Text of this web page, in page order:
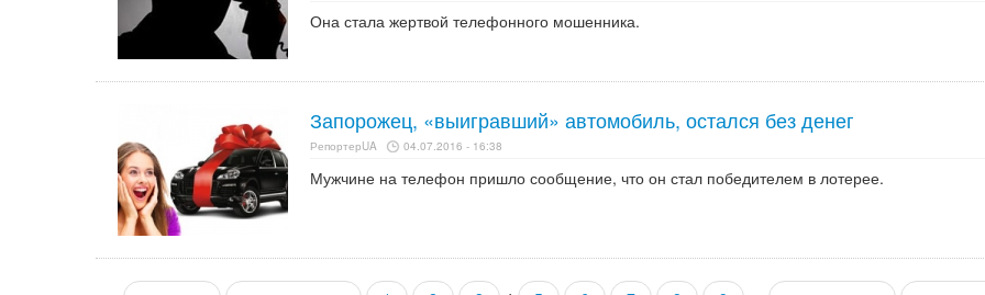
Она стала жертвой телефонного мошенника.
Запорожец, «выигравший» автомобиль, остался без денег
РепортерUA 04.07.2016 - 16:38
Мужчине на телефон пришло сообщение, что он стал победителем в лотерее.